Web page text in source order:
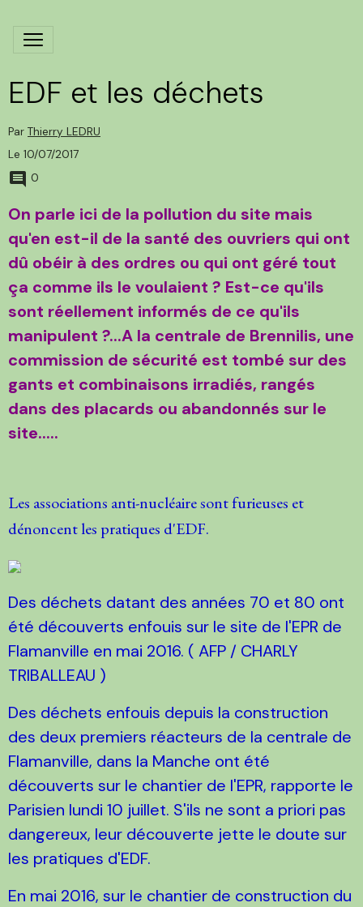
EDF et les déchets
Par Thierry LEDRU
Le 10/07/2017
0
On parle ici de la pollution du site mais
qu'en est-il de la santé des ouvriers qui ont
dû obéir à des ordres ou qui ont géré tout
ça comme ils le voulaient ? Est-ce qu'ils
sont réellement informés de ce qu'ils
manipulent ?...A la centrale de Brennilis, une
commission de sécurité est tombé sur des
gants et combinaisons irradiés, rangés
dans des placards ou abandonnés sur le
site.....
Les associations anti-nucléaire sont furieuses et
dénoncent les pratiques d'EDF.
Des déchets datant des années 70 et 80 ont
été découverts enfouis sur le site de l'EPR de
Flamanville en mai 2016. ( AFP / CHARLY
TRIBALLEAU )
Des déchets enfouis depuis la construction
des deux premiers réacteurs de la centrale de
Flamanville, dans la Manche ont été
découverts sur le chantier de l'EPR, rapporte le
Parisien lundi 10 juillet. S'ils ne sont a priori pas
dangereux, leur découverte jette le doute sur
les pratiques d'EDF.
En mai 2016, sur le chantier de construction du